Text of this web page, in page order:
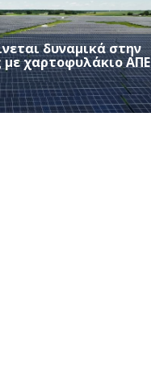
δυναμικά στην
χαρτοφυλάκιο ΑΠΕ